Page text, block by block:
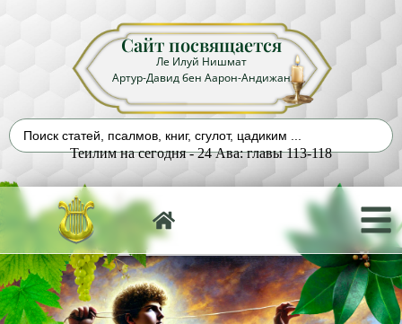
Сайт посвящается
Ле Илуй Нишмат
Артур-Давид бен Аарон-Андижан
Теилим на сегодня - 24 Ава: главы 113-118